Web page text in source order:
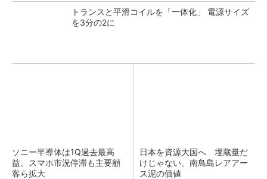
トランスと平滑コイルを「一体化」 電源サイズ
を3分の2に
ソニー半導体は1Q過去最高
益、スマホ市況停滞も主要顧
客ら拡大
日本を資源大国へ 埋蔵量だ
けじゃない、南鳥島レアアー
ス泥の価値